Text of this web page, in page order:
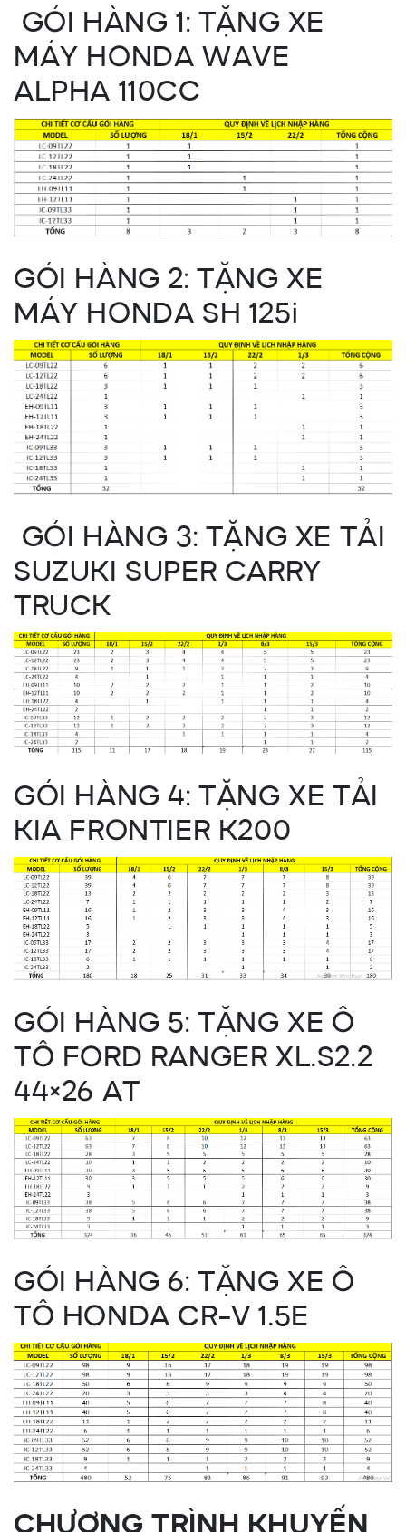
GÓI HÀNG 1: TẶNG XE
MÁY HONDA WAVE
ALPHA 110CC
GÓI HÀNG 2: TẶNG XE
MÁY HONDA SH 125i
GÓI HÀNG 3: TẶNG XE TẢI
SUZUKI SUPER CARRY
TRUCK
GÓI HÀNG 4: TẶNG XE TẢI
KIA FRONTIER K200
GÓI HÀNG 5: TẶNG XE Ô
TÔ FORD RANGER XL.S2.2
44×26 AT
GÓI HÀNG 6: TẶNG XE Ô
TÔ HONDA CR-V 1.5E